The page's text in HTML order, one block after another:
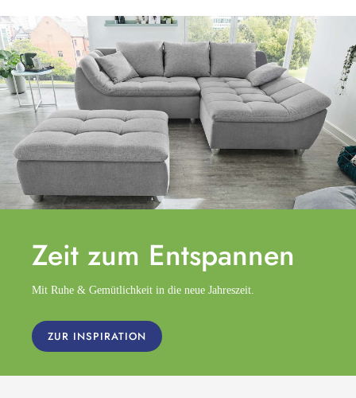
Zeit zum Entspannen
Mit Ruhe & Gemütlichkeit in die neue Jahreszeit.
ZUR INSPIRATION